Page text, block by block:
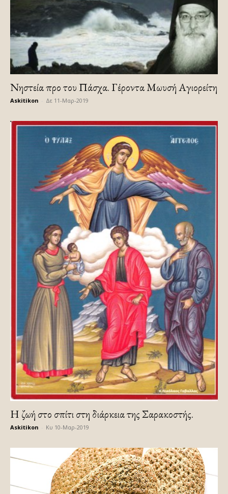
Νηστεία προ του Πάσχα. Γέροντα Μωυσή Αγιορείτη
Askitikon Δε 11-Μαρ-2019
Η ζωή στο σπίτι στη διάρκεια της Σαρακοστής.
Askitikon Κυ 10-Μαρ-2019